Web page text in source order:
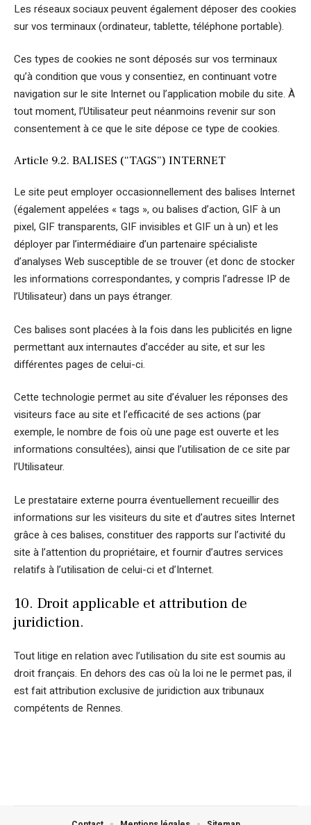
Les réseaux sociaux peuvent également déposer des cookies
sur vos terminaux (ordinateur, tablette, téléphone portable).
Ces types de cookies ne sont déposés sur vos terminaux
qu’à condition que vous y consentiez, en continuant votre
navigation sur le site Internet ou l’application mobile du site. À
tout moment, l’Utilisateur peut néanmoins revenir sur son
consentement à ce que le site dépose ce type de cookies.
Article 9.2. BALISES (“TAGS”) INTERNET
Le site peut employer occasionnellement des balises Internet
(également appelées « tags », ou balises d’action, GIF à un
pixel, GIF transparents, GIF invisibles et GIF un à un) et les
déployer par l’intermédiaire d’un partenaire spécialiste
d’analyses Web susceptible de se trouver (et donc de stocker
les informations correspondantes, y compris l’adresse IP de
l’Utilisateur) dans un pays étranger.
Ces balises sont placées à la fois dans les publicités en ligne
permettant aux internautes d’accéder au site, et sur les
différentes pages de celui-ci.
Cette technologie permet au site d’évaluer les réponses des
visiteurs face au site et l’efficacité de ses actions (par
exemple, le nombre de fois où une page est ouverte et les
informations consultées), ainsi que l’utilisation de ce site par
l’Utilisateur.
Le prestataire externe pourra éventuellement recueillir des
informations sur les visiteurs du site et d’autres sites Internet
grâce à ces balises, constituer des rapports sur l’activité du
site à l’attention du propriétaire, et fournir d’autres services
relatifs à l’utilisation de celui-ci et d’Internet.
10. Droit applicable et attribution de
juridiction.
Tout litige en relation avec l’utilisation du site est soumis au
droit français. En dehors des cas où la loi ne le permet pas, il
est fait attribution exclusive de juridiction aux tribunaux
compétents de Rennes.